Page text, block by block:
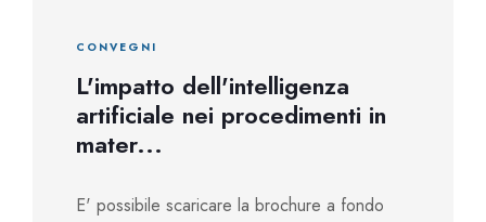
CONVEGNI
L'impatto dell'intelligenza
artificiale nei procedimenti in
mater...
E' possibile scaricare la brochure a fondo